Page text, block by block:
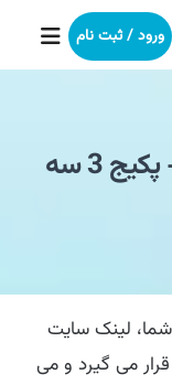
ورود / ثبت نام
خرید بک لینک در 50 سایت - پکیج 3 سه
لینک سایت
می گیرد و می